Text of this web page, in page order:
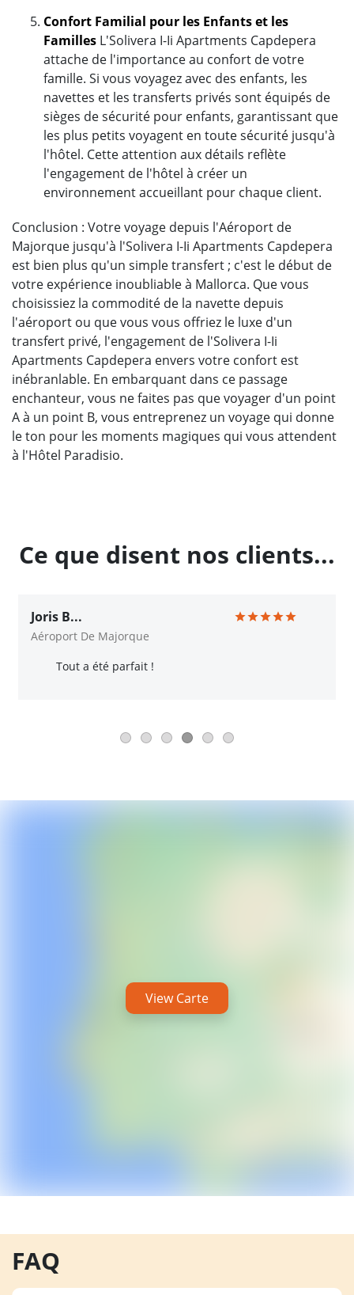
Confort Familial pour les Enfants et les
Familles L'Solivera I-Ii Apartments Capdepera
attache de l'importance au confort de votre
famille. Si vous voyagez avec des enfants, les
navettes et les transferts privés sont équipés de
sièges de sécurité pour enfants, garantissant que
les plus petits voyagent en toute sécurité jusqu'à
l'hôtel. Cette attention aux détails reflète
l'engagement de l'hôtel à créer un
environnement accueillant pour chaque client.
Conclusion : Votre voyage depuis l'Aéroport de
Majorque jusqu'à l'Solivera I-Ii Apartments Capdepera
est bien plus qu'un simple transfert ; c'est le début de
votre expérience inoubliable à Mallorca. Que vous
choisissiez la commodité de la navette depuis
l'aéroport ou que vous vous offriez le luxe d'un
transfert privé, l'engagement de l'Solivera I-Ii
Apartments Capdepera envers votre confort est
inébranlable. En embarquant dans ce passage
enchanteur, vous ne faites pas que voyager d'un point
A à un point B, vous entreprenez un voyage qui donne
le ton pour les moments magiques qui vous attendent
à l'Hôtel Paradisio.
Ce que disent nos clients...
Joris B...
Aéroport De Majorque
Tout a été parfait !
View Carte
FAQ